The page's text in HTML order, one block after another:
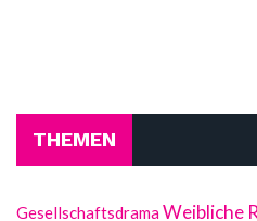
THEMEN
GesellschaftsdramaWeibliche